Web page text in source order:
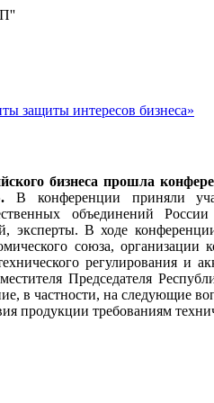
защиты интересов бизнеса»
бизнеса прошла
В конференции приняли
объединений России
эксперты. В ходе
союза, организации
регулирования и
Председателя
в частности, на следующие
продукции требованиям